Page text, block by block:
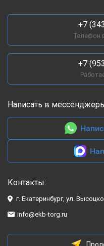
+7
Телефон
+7
Написать в
Контакты:
г. Екатеринбург, ул.
info@ekb-torg.ru